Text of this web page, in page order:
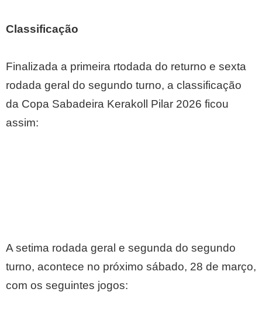
Classificação
Finalizada a primeira rtodada do returno e sexta
rodada geral do segundo turno, a classificação
da Copa Sabadeira Kerakoll Pilar 2026 ficou
assim:
A setima rodada geral e segunda do segundo
turno, acontece no próximo sábado, 28 de março,
com os seguintes jogos: